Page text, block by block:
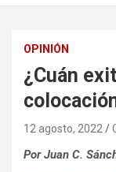
OPINIÓN
¿Cuán
12 agosto, 2022
Por Juan C.